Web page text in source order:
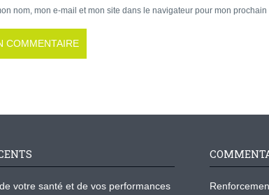
nom, mon e-mail et mon site dans le navigateur pour mon
votre santé et de vos performances